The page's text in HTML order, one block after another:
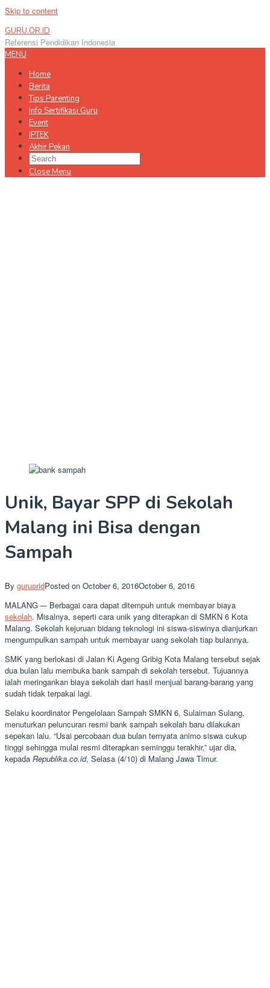
Skip to content
GURU.OR.ID
Referensi Pendidikan Indonesia
MENU
Home
Berita
Tips Parenting
Info Sertifikasi Guru
Event
IPTEK
Akhir Pekan
Close Menu
Unik, Bayar SPP di Sekolah
Malang ini Bisa dengan
Sampah
By guruoridPosted on October 6, 2016October 6, 2016
MALANG –- Berbagai cara dapat ditempuh untuk membayar biaya
sekolah. Misalnya, seperti cara unik yang diterapkan di SMKN 6 Kota
Malang. Sekolah kejuruan bidang teknologi ini siswa-siswinya dianjurkan
mengumpulkan sampah untuk membayar uang sekolah tiap bulannya.
SMK yang berlokasi di Jalan Ki Ageng Gribig Kota Malang tersebut sejak
dua bulan lalu membuka bank sampah di sekolah tersebut. Tujuannya
ialah meringankan biaya sekolah dari hasil menjual barang-barang yang
sudah tidak terpakai lagi.
Selaku koordinator Pengelolaan Sampah SMKN 6, Sulaiman Sulang,
menuturkan peluncuran resmi bank sampah sekolah baru dilakukan
sepekan lalu. “Usai percobaan dua bulan ternyata animo siswa cukup
tinggi sehingga mulai resmi diterapkan seminggu terakhir,” ujar dia,
kepada Republika.co.id, Selasa (4/10) di Malang Jawa Timur.